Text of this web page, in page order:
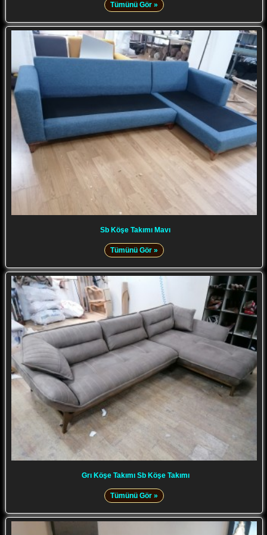
Tümünü Gör »
Sb Köşe Takımı Mavı
Tümünü Gör »
Grı Köşe Takımı Sb Köşe Takımı
Tümünü Gör »